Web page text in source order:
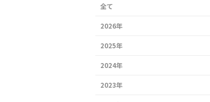
全て
2026年
2025年
2024年
2023年